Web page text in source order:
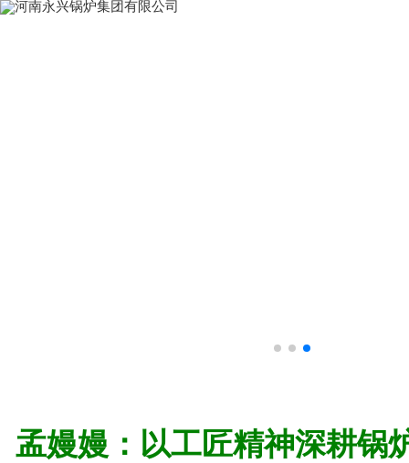
孟嫚嫚：以工匠精神深耕锅